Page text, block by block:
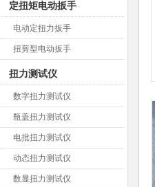
定扭矩电动扳手
电动定扭力扳手
扭剪型电动扳手
扭力测试仪
数字扭力测试仪
瓶盖扭力测试仪
电批扭力测试仪
动态扭力测试仪
数显扭力测试仪